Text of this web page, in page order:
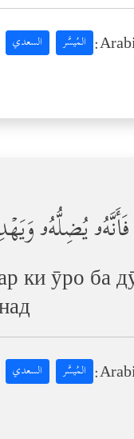
المُيسَّر السعدي
یُضِلُّهُۥ
ки ӯро ба
المُيسَّر السعدي